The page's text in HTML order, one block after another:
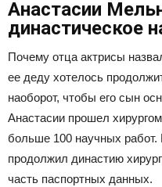
Анастасии
династическое
Почему отца актрисы
ее деду хотелось
наоборот, чтобы его сын
Анастасии прошел
больше 100 научных
продолжил династию
часть паспортных данных.